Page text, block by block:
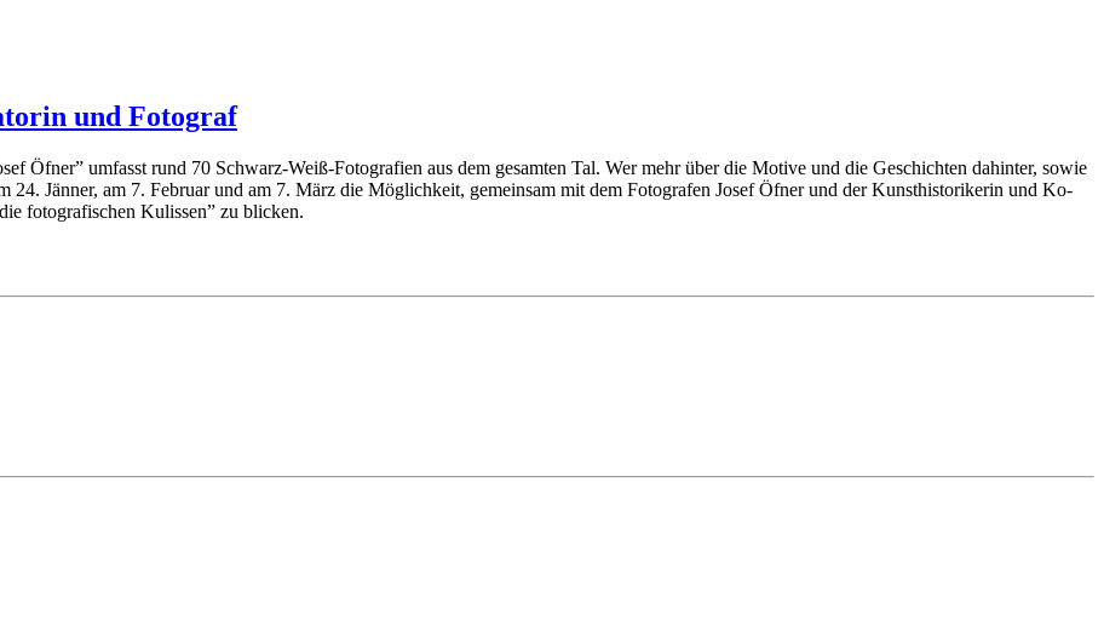
und Fotograf
Öfner” umfasst rund 70 Schwarz-Weiß-Fotografien aus dem gesamten Tal. Wer mehr über die Motive und die Geschichten dahinter, sowie
24. Jänner, am 7. Februar und am 7. März die Möglichkeit, gemeinsam mit dem Fotografen Josef Öfner und der Kunsthistorikerin und Ko-
fotografischen Kulissen” zu blicken.